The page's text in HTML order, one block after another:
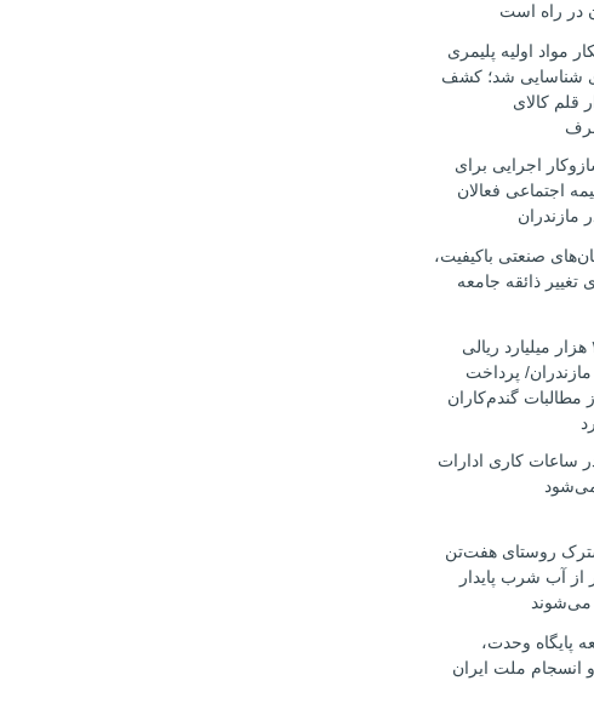
در راه است
مواد اولیه پلیمری
شناسایی شد؛ کشف
قلم کالای
اجرایی برای
اجتماعی فعالان
مازندران
صنعتی باکیفیت،
تغییر ذائقه جامعه
خرید ۴۰ هزار میلیارد ریالی
پرداخت
مطالبات گندم‌کاران
ساعات کاری ادارات
مشترک روستای هفت‌تن
از آب شرب پایدار
می‌شوند
پایگاه وحدت،
انسجام ملت ایران